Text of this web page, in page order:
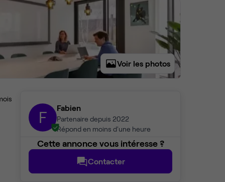
Voir les photos
F Fabien
Partenaire depuis 2022
Répond en moins d'une heure
Cette annonce vous intéresse ?
Contacter